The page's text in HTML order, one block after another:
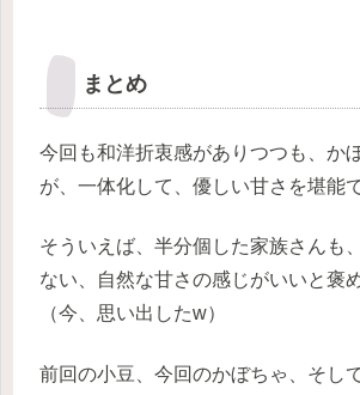
まとめ
今回も和洋折衷感がありつつも、か
が、一体化して、優しい甘さを堪能
そういえば、半分個した家族さんも
ない、自然な甘さの感じがいいと褒
（今、思い出したw）
前回の小豆、今回のかぼちゃ、そし